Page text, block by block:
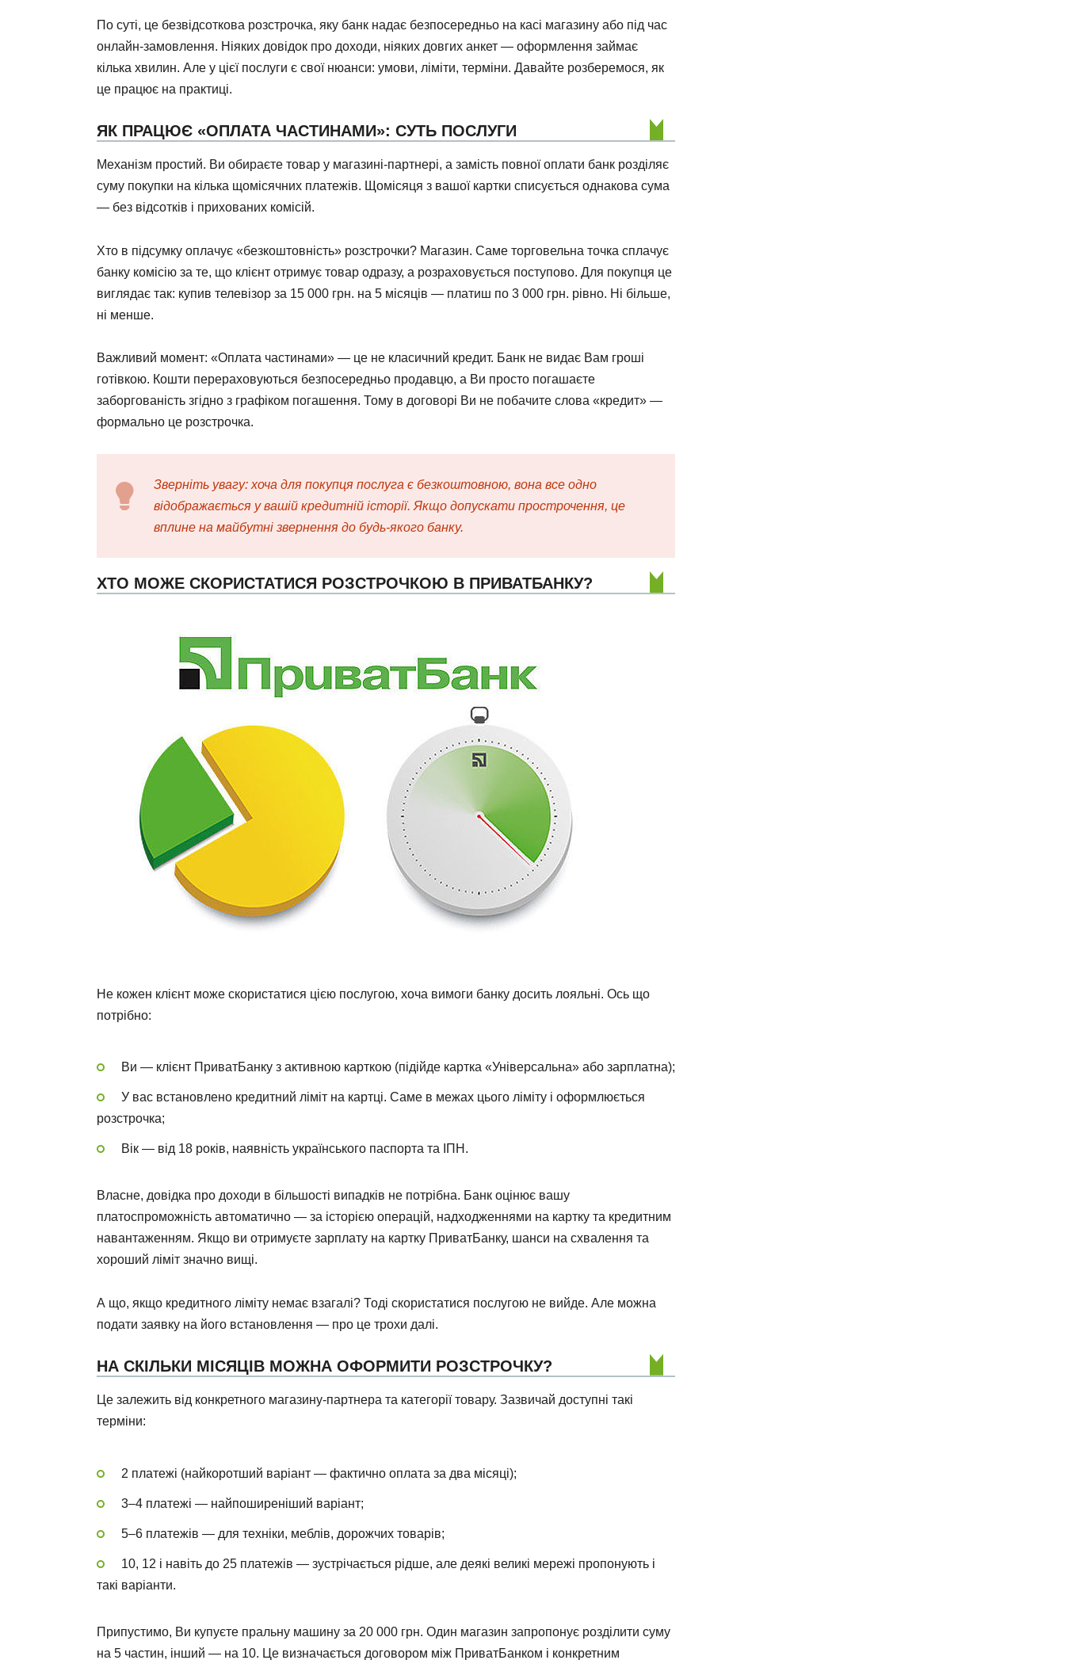
По суті, це безвідсоткова розстрочка, яку банк надає безпосередньо на касі магазину або під час
онлайн-замовлення. Ніяких довідок про доходи, ніяких довгих анкет — оформлення займає
кілька хвилин. Але у цієї послуги є свої нюанси: умови, ліміти, терміни. Давайте розберемося, як
це працює на практиці.
ЯК ПРАЦЮЄ «ОПЛАТА ЧАСТИНАМИ»: СУТЬ ПОСЛУГИ
Механізм простий. Ви обираєте товар у магазині-партнері, а замість повної оплати банк розділяє
суму покупки на кілька щомісячних платежів. Щомісяця з вашої картки списується однакова сума
— без відсотків і прихованих комісій.
Хто в підсумку оплачує «безкоштовність» розстрочки? Магазин. Саме торговельна точка сплачує
банку комісію за те, що клієнт отримує товар одразу, а розраховується поступово. Для покупця це
виглядає так: купив телевізор за 15 000 грн. на 5 місяців — платиш по 3 000 грн. рівно. Ні більше,
ні менше.
Важливий момент: «Оплата частинами» — це не класичний кредит. Банк не видає Вам гроші
готівкою. Кошти перераховуються безпосередньо продавцю, а Ви просто погашаєте
заборгованість згідно з графіком погашення. Тому в договорі Ви не побачите слова «кредит» —
формально це розстрочка.
Зверніть увагу: хоча для покупця послуга є безкоштовною, вона все одно
відображається у вашій кредитній історії. Якщо допускати прострочення, це
вплине на майбутні звернення до будь-якого банку.
ХТО МОЖЕ СКОРИСТАТИСЯ РОЗСТРОЧКОЮ В ПРИВАТБАНКУ?
Не кожен клієнт може скористатися цією послугою, хоча вимоги банку досить лояльні. Ось що
потрібно:
Ви — клієнт ПриватБанку з активною карткою (підійде картка «Універсальна» або зарплатна);
У вас встановлено кредитний ліміт на картці. Саме в межах цього ліміту і оформлюється
розстрочка;
Вік — від 18 років, наявність українського паспорта та ІПН.
Власне, довідка про доходи в більшості випадків не потрібна. Банк оцінює вашу
платоспроможність автоматично — за історією операцій, надходженнями на картку та кредитним
навантаженням. Якщо ви отримуєте зарплату на картку ПриватБанку, шанси на схвалення та
хороший ліміт значно вищі.
А що, якщо кредитного ліміту немає взагалі? Тоді скористатися послугою не вийде. Але можна
подати заявку на його встановлення — про це трохи далі.
НА СКІЛЬКИ МІСЯЦІВ МОЖНА ОФОРМИТИ РОЗСТРОЧКУ?
Це залежить від конкретного магазину-партнера та категорії товару. Зазвичай доступні такі
терміни:
2 платежі (найкоротший варіант — фактично оплата за два місяці);
3–4 платежі — найпоширеніший варіант;
5–6 платежів — для техніки, меблів, дорожчих товарів;
10, 12 і навіть до 25 платежів — зустрічається рідше, але деякі великі мережі пропонують і
такі варіанти.
Припустимо, Ви купуєте пральну машину за 20 000 грн. Один магазин запропонує розділити суму
на 5 частин, інший — на 10. Це визначається договором між ПриватБанком і конкретним